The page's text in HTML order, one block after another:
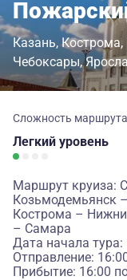
Казань Кострома
Чебоксары
Сложность маршрута
Легкий уровень
Маршрут круиза:
Козьмодемьянск
Кострома –
– Самара
Дата начала тура:
Отправление:
Прибытие: 16:00